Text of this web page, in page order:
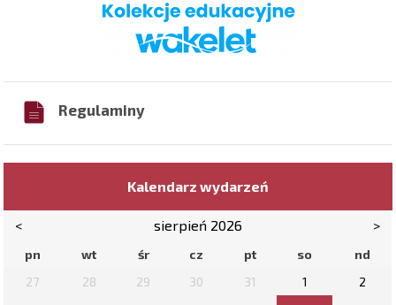
Regulaminy
Kalendarz wydarzeń
< sierpień 2026 >
pn wt śr cz pt so
nd
27
28 29 30 31 1
2